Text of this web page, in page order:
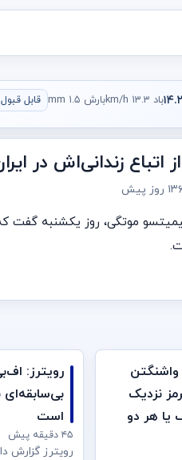
باد ۱۳.۳ km/h بارش ۱.۵ mm قابل قبول
اتباع زندانی‌اش در
روز پیش
نزدیک
یا هر دو
رویترز:
بی‌سابقه‌ای
است
۴۵ دقیقه پیش
رویترز گزارش